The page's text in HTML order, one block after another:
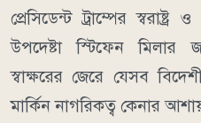
প্রেসিডেন্ট ট্রাম্পের
উপদেষ্টা স্টিফেন মিলার
স্বাক্ষরের জেরে যেসব
মার্কিন নাগরিকত্ব কেনার